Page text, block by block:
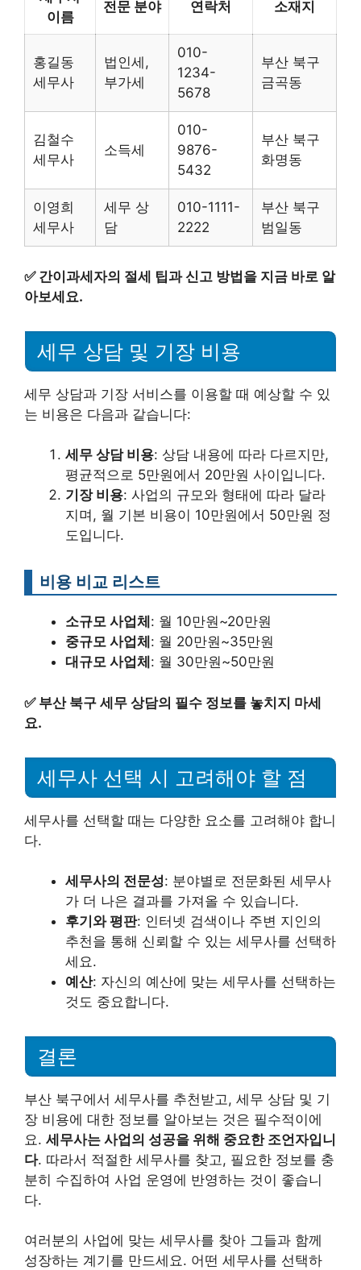
이름
전문 분야 연락처 소재지
홍길동
세무사
법인세,
부가세
010-
1234-
5678
부산 북구
금곡동
김철수
세무사
소득세
010-
9876-
5432
부산 북구
화명동
이영희
세무사
세무 상
담
010-1111-
2222
부산 북구
범일동
✅ 간이과세자의 절세 팁과 신고 방법을 지금 바로 알
아보세요.
세무 상담 및 기장 비용
세무 상담과 기장 서비스를 이용할 때 예상할 수 있
는 비용은 다음과 같습니다:
세무 상담 비용: 상담 내용에 따라 다르지만,
평균적으로 5만원에서 20만원 사이입니다.
기장 비용: 사업의 규모와 형태에 따라 달라
지며, 월 기본 비용이 10만원에서 50만원 정
도입니다.
비용 비교 리스트
소규모 사업체 : 월 10만원~20만원
중규모 사업체 : 월 20만원~35만원
대규모 사업체 : 월 30만원~50만원
✅ 부산 북구 세무 상담의 필수 정보를 놓치지 마세
요.
세무사 선택 시 고려해야 할 점
세무사를 선택할 때는 다양한 요소를 고려해야 합니
다.
세무사의 전문성: 분야별로 전문화된 세무사
가 더 나은 결과를 가져올 수 있습니다.
후기와 평판: 인터넷 검색이나 주변 지인의
추천을 통해 신뢰할 수 있는 세무사를 선택하
세요.
예산: 자신의 예산에 맞는 세무사를 선택하는
것도 중요합니다.
결론
부산 북구에서 세무사를 추천받고, 세무 상담 및 기
장 비용에 대한 정보를 알아보는 것은 필수적이에
요. 세무사는 사업의 성공을 위해 중요한 조언자입니
다. 따라서 적절한 세무사를 찾고, 필요한 정보를 충
분히 수집하여 사업 운영에 반영하는 것이 좋습니
다.
여러분의 사업에 맞는 세무사를 찾아 그들과 함께
성장하는 계기를 만드세요. 어떤 세무사를 선택하